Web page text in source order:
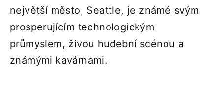
největší město, Seattle, je známé svým
prosperujícím technologickým
průmyslem, živou hudební scénou a
známými kavárnami.